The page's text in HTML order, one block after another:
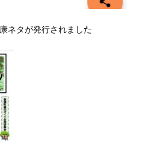
ネタが発行されました